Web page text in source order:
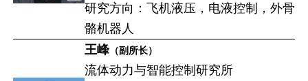
研究方向：飞机液压，电液控制，外骨
骼机器人
王峰（副所长）
流体动力与智能控制研究所